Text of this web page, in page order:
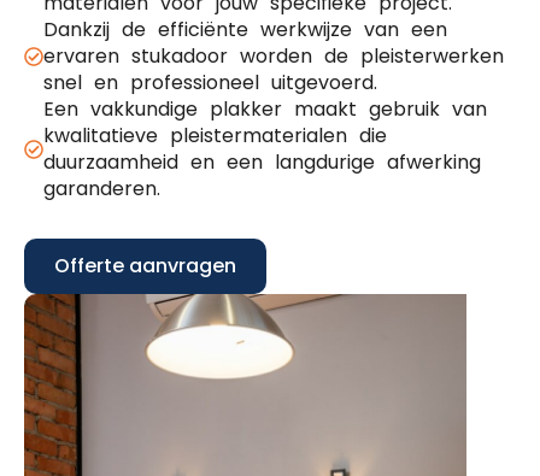
Dankzij de efficiënte werkwijze van een
ervaren stukadoor worden de pleisterwerken
snel en professioneel uitgevoerd.
Een vakkundige plakker maakt gebruik van
kwalitatieve pleistermaterialen die
duurzaamheid en een langdurige afwerking
garanderen.
Offerte aanvragen